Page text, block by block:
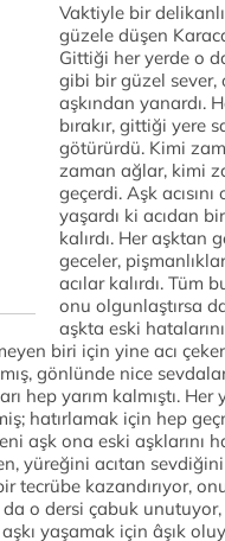
Vaktiyle bir
güzele düşen
Gittiği her yerde o
gibi bir güzel sever,
aşkından yanardı.
bırakır, gittiği yere
götürürdü. Kimi
zaman ağlar, kimi
geçerdi. Aşk
yaşardı ki acıdan
kalırdı. Her aşktan
geceler,
acılar kalırdı. Tüm
onu olgunlaştırsa
aşkta eski
biri için yine acı
gönlünde nice
yarım kalmıştı. Her
hatırlamak için hep
aşk ona eski aşklarını
yüreğini acıtan
tecrübe kazandırıyor,
o dersi çabuk
yaşamak için âşık